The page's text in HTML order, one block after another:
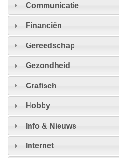
Communicatie
Financiën
Gereedschap
Gezondheid
Grafisch
Hobby
Info & Nieuws
Internet